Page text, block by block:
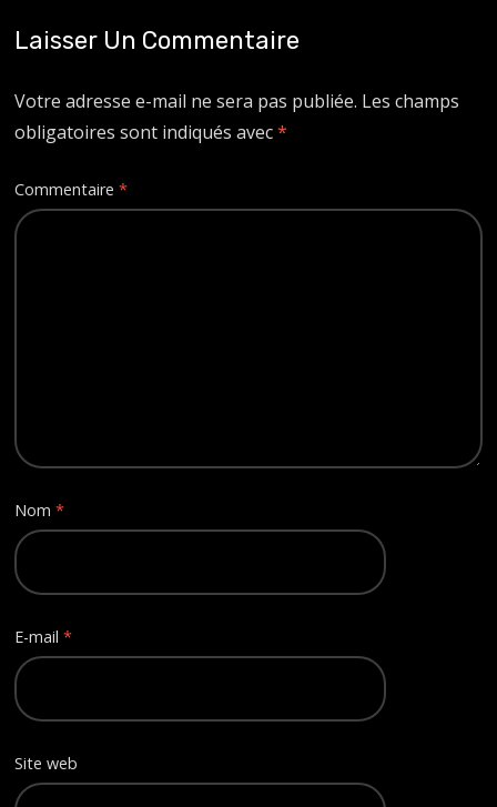
Laisser Un Commentaire
Votre adresse e-mail ne sera pas publiée. Les champs
obligatoires sont indiqués avec*
Commentaire*
Nom*
E-mail*
Site web